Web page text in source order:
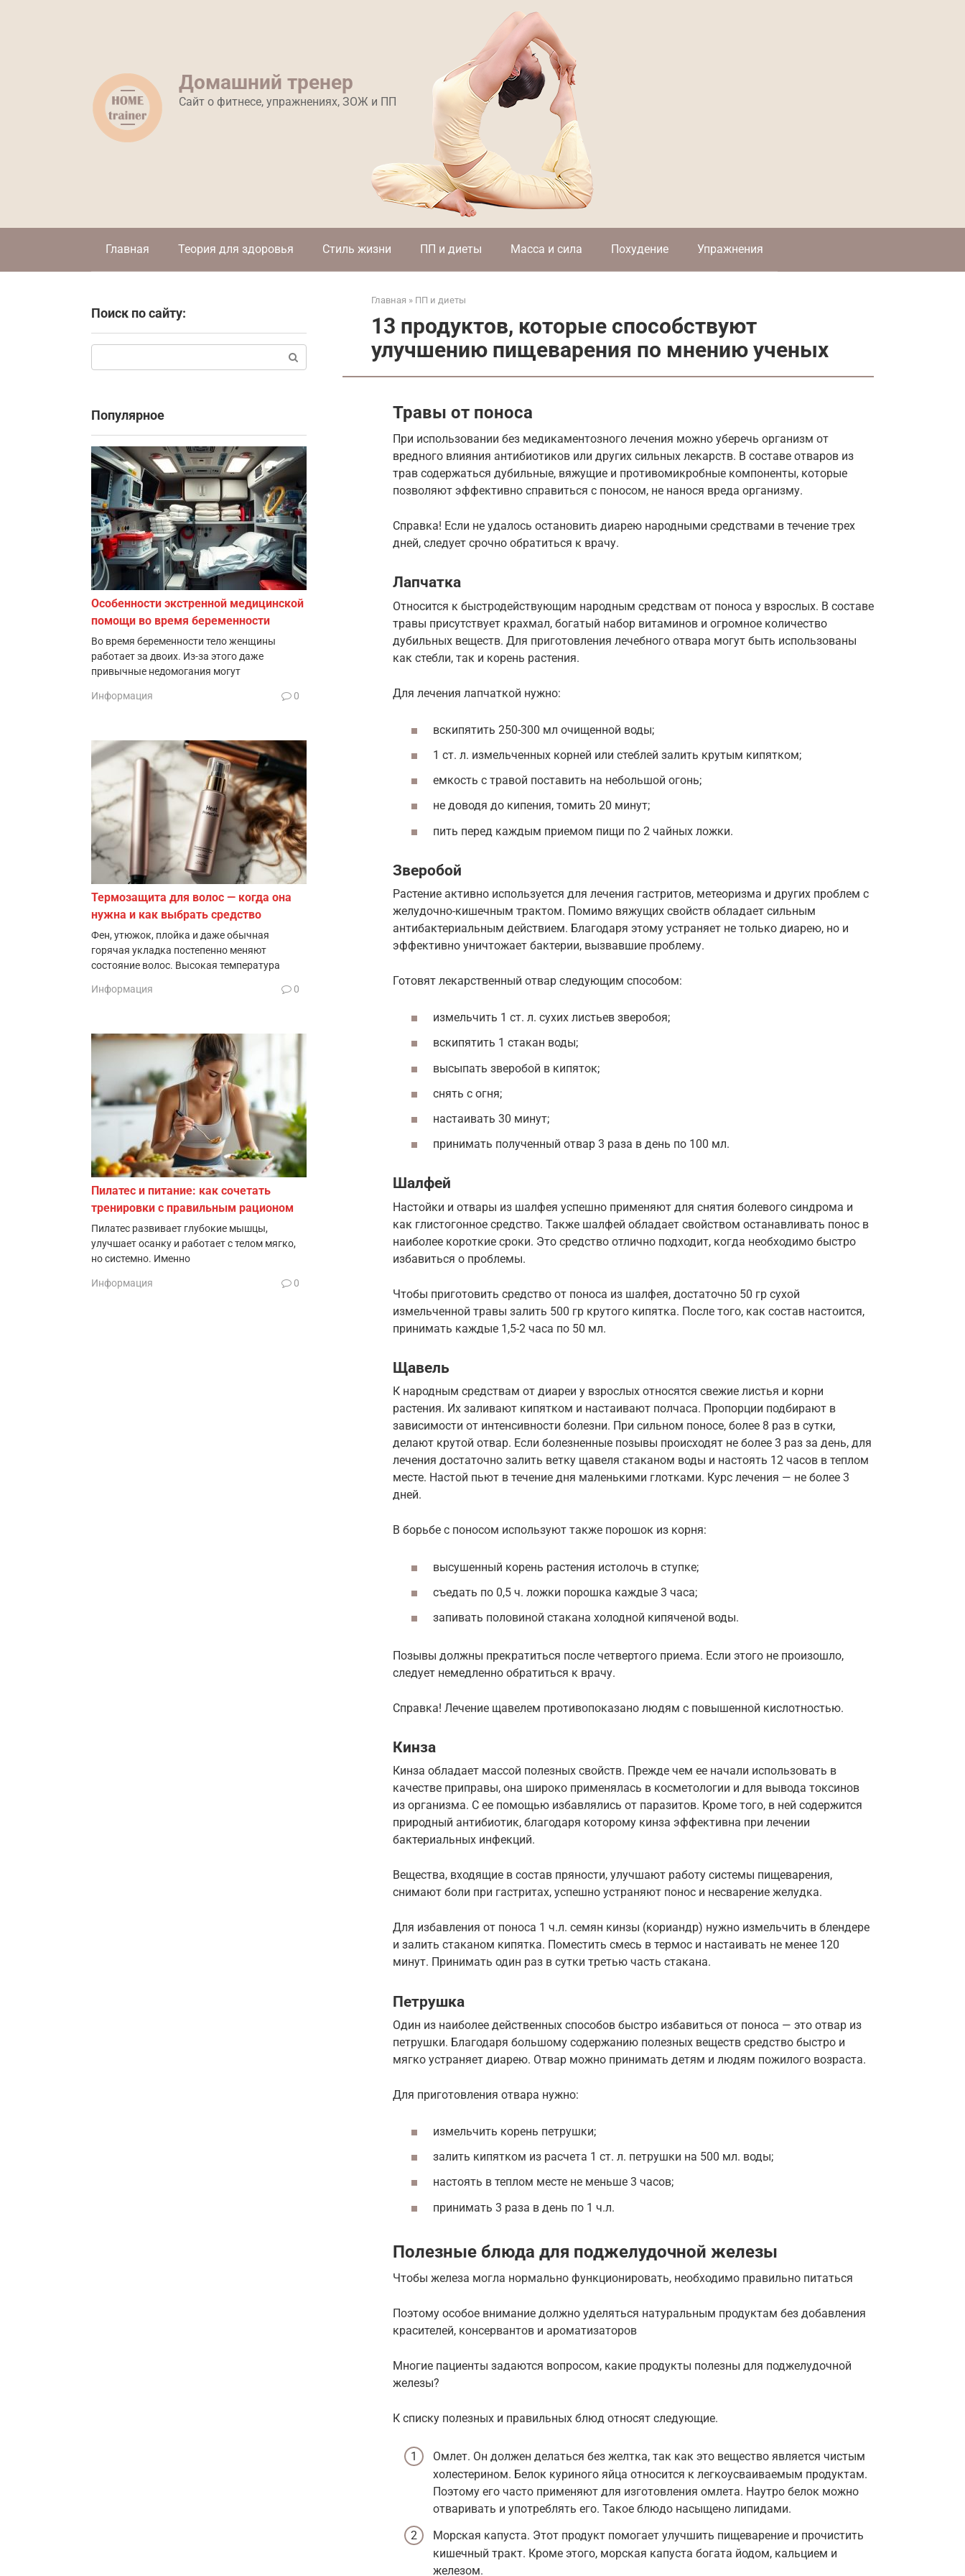
Домашний тренер
Сайт о фитнесе, упражнениях, ЗОЖ и ПП
Главная Теория для здоровья Стиль жизни ПП и диеты Масса и сила Похудение Упражнения
Главная » ПП и диеты
13 продуктов, которые способствуют
улучшению пищеварения по мнению ученых
Травы от поноса
При использовании без медикаментозного лечения можно уберечь организм от
вредного влияния антибиотиков или других сильных лекарств. В составе отваров из
трав содержаться дубильные, вяжущие и противомикробные компоненты, которые
позволяют эффективно справиться с поносом, не нанося вреда организму.
Справка! Если не удалось остановить диарею народными средствами в течение трех
дней, следует срочно обратиться к врачу.
Лапчатка
Относится к быстродействующим народным средствам от поноса у взрослых. В составе
травы присутствует крахмал, богатый набор витаминов и огромное количество
дубильных веществ. Для приготовления лечебного отвара могут быть использованы
как стебли, так и корень растения.
Для лечения лапчаткой нужно:
вскипятить 250-300 мл очищенной воды;
1 ст. л. измельченных корней или стеблей залить крутым кипятком;
емкость с травой поставить на небольшой огонь;
не доводя до кипения, томить 20 минут;
пить перед каждым приемом пищи по 2 чайных ложки.
Зверобой
Растение активно используется для лечения гастритов, метеоризма и других проблем с
желудочно-кишечным трактом. Помимо вяжущих свойств обладает сильным
антибактериальным действием. Благодаря этому устраняет не только диарею, но и
эффективно уничтожает бактерии, вызвавшие проблему.
Готовят лекарственный отвар следующим способом:
измельчить 1 ст. л. сухих листьев зверобоя;
вскипятить 1 стакан воды;
высыпать зверобой в кипяток;
снять с огня;
настаивать 30 минут;
принимать полученный отвар 3 раза в день по 100 мл.
Шалфей
Настойки и отвары из шалфея успешно применяют для снятия болевого синдрома и
как глистогонное средство. Также шалфей обладает свойством останавливать понос в
наиболее короткие сроки. Это средство отлично подходит, когда необходимо быстро
избавиться о проблемы.
Чтобы приготовить средство от поноса из шалфея, достаточно 50 гр сухой
измельченной травы залить 500 гр крутого кипятка. После того, как состав настоится,
принимать каждые 1,5-2 часа по 50 мл.
Щавель
К народным средствам от диареи у взрослых относятся свежие листья и корни
растения. Их заливают кипятком и настаивают полчаса. Пропорции подбирают в
зависимости от интенсивности болезни. При сильном поносе, более 8 раз в сутки,
делают крутой отвар. Если болезненные позывы происходят не более 3 раз за день, для
лечения достаточно залить ветку щавеля стаканом воды и настоять 12 часов в теплом
месте. Настой пьют в течение дня маленькими глотками. Курс лечения — не более 3
дней.
В борьбе с поносом используют также порошок из корня:
высушенный корень растения истолочь в ступке;
съедать по 0,5 ч. ложки порошка каждые 3 часа;
запивать половиной стакана холодной кипяченой воды.
Позывы должны прекратиться после четвертого приема. Если этого не произошло,
следует немедленно обратиться к врачу.
Справка! Лечение щавелем противопоказано людям с повышенной кислотностью.
Кинза
Кинза обладает массой полезных свойств. Прежде чем ее начали использовать в
качестве приправы, она широко применялась в косметологии и для вывода токсинов
из организма. С ее помощью избавлялись от паразитов. Кроме того, в ней содержится
природный антибиотик, благодаря которому кинза эффективна при лечении
бактериальных инфекций.
Вещества, входящие в состав пряности, улучшают работу системы пищеварения,
снимают боли при гастритах, успешно устраняют понос и несварение желудка.
Для избавления от поноса 1 ч.л. семян кинзы (кориандр) нужно измельчить в блендере
и залить стаканом кипятка. Поместить смесь в термос и настаивать не менее 120
минут. Принимать один раз в сутки третью часть стакана.
Петрушка
Один из наиболее действенных способов быстро избавиться от поноса — это отвар из
петрушки. Благодаря большому содержанию полезных веществ средство быстро и
мягко устраняет диарею. Отвар можно принимать детям и людям пожилого возраста.
Для приготовления отвара нужно:
измельчить корень петрушки;
залить кипятком из расчета 1 ст. л. петрушки на 500 мл. воды;
настоять в теплом месте не меньше 3 часов;
принимать 3 раза в день по 1 ч.л.
Полезные блюда для поджелудочной железы
Чтобы железа могла нормально функционировать, необходимо правильно питаться
Поэтому особое внимание должно уделяться натуральным продуктам без добавления
красителей, консервантов и ароматизаторов
Многие пациенты задаются вопросом, какие продукты полезны для поджелудочной
железы?
К списку полезных и правильных блюд относят следующие.
Омлет. Он должен делаться без желтка, так как это вещество является чистым
холестерином. Белок куриного яйца относится к легкоусваиваемым продуктам.
Поэтому его часто применяют для изготовления омлета. Наутро белок можно
отваривать и употреблять его. Такое блюдо насыщено липидами.
Морская капуста. Этот продукт помогает улучшить пищеварение и прочистить
кишечный тракт. Кроме этого, морская капуста богата йодом, кальцием и
железом.
Поиск по сайту:
Популярное
Особенности экстренной медицинской
помощи во время беременности
Во время беременности тело женщины
работает за двоих. Из-за этого даже
привычные недомогания могут
Информация 0
Термозащита для волос — когда она
нужна и как выбрать средство
Фен, утюжок, плойка и даже обычная
горячая укладка постепенно меняют
состояние волос. Высокая температура
Информация 0
Пилатес и питание: как сочетать
тренировки с правильным рационом
Пилатес развивает глубокие мышцы,
улучшает осанку и работает с телом мягко,
но системно. Именно
Информация 0